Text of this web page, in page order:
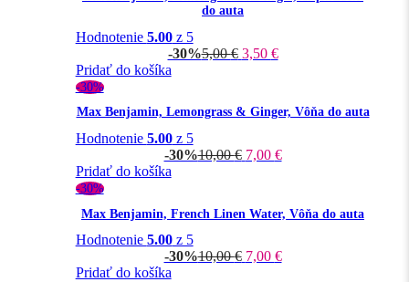
do auta
Hodnotenie 5.00z 5
-30%5,00€ 3,50 €
Pridať do košíka
-30%
Max Benjamin, Lemongrass & Ginger, Vôňa do auta
Hodnotenie 5.00z 5
-30%10,00€ 7,00 €
Pridať do košíka
-30%
Max Benjamin, French Linen Water, Vôňa do auta
Hodnotenie 5.00z 5
-30%10,00€ 7,00 €
Pridať do košíka